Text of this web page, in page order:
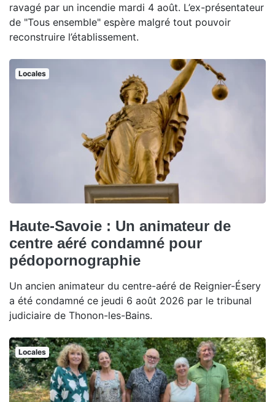
ravagé par un incendie mardi 4 août. L’ex-présentateur
de "Tous ensemble" espère malgré tout pouvoir
reconstruire l’établissement.
Locales
Haute-Savoie : Un animateur de
centre aéré condamné pour
pédopornographie
Un ancien animateur du centre-aéré de Reignier-Ésery
a été condamné ce jeudi 6 août 2026 par le tribunal
judiciaire de Thonon-les-Bains.
Locales